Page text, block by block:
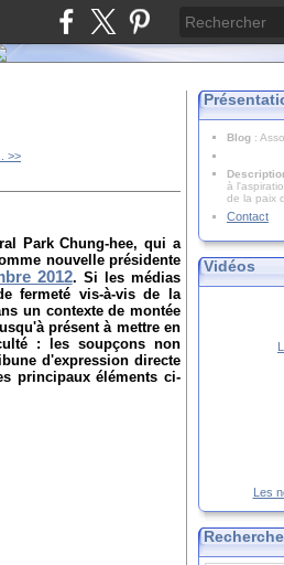
>>
Park Chung-hee, qui a
nouvelle présidente
2012. Si les médias
fermeté vis-à-vis de la
un contexte de montée
présent à mettre en
: les soupçons non
d'expression directe
principaux éléments ci-
Blog :
à
de la paix
Contact
Vidéos
Les
Recherche